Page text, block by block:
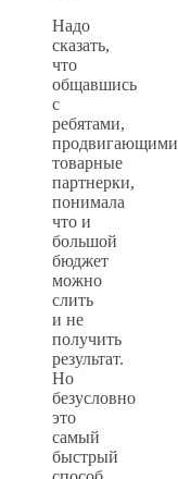
Надо
сказать,
что
общавшись
с
ребятами,
продвигающими
товарные
партнерки,
понимала
что и
большой
бюджет
можно
слить
и не
получить
результат.
Но
безусловно
это
самый
быстрый